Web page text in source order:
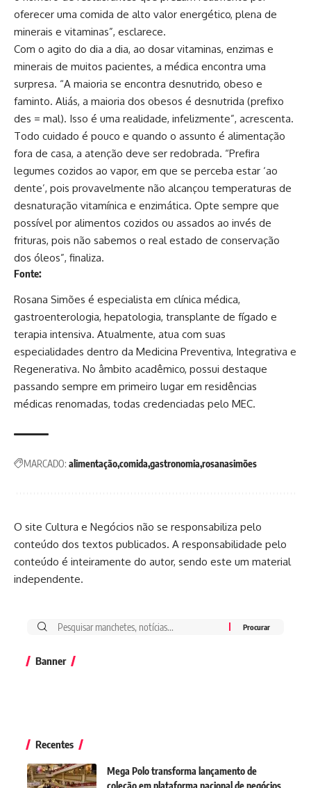
oferecer uma comida de alto valor energético, plena de
minerais e vitaminas”, esclarece.
Com o agito do dia a dia, ao dosar vitaminas, enzimas e
minerais de muitos pacientes, a médica encontra uma
surpresa. “A maioria se encontra desnutrido, obeso e
faminto. Aliás, a maioria dos obesos é desnutrida (prefixo
des = mal). Isso é uma realidade, infelizmente”, acrescenta.
Todo cuidado é pouco e quando o assunto é alimentação
fora de casa, a atenção deve ser redobrada. “Prefira
legumes cozidos ao vapor, em que se perceba estar ‘ao
dente’, pois provavelmente não alcançou temperaturas de
desnaturação vitamínica e enzimática. Opte sempre que
possível por alimentos cozidos ou assados ao invés de
frituras, pois não sabemos o real estado de conservação
dos óleos”, finaliza.
Fonte:
Rosana Simões é especialista em clínica médica,
gastroenterologia, hepatologia, transplante de fígado e
terapia intensiva. Atualmente, atua com suas
especialidades dentro da Medicina Preventiva, Integrativa e
Regenerativa. No âmbito acadêmico, possui destaque
passando sempre em primeiro lugar em residências
médicas renomadas, todas credenciadas pelo MEC.
MARCADO: alimentaçãocomida gastronomia rosanasimões
O site Cultura e Negócios não se responsabiliza pelo
conteúdo dos textos publicados. A responsabilidade pelo
conteúdo é inteiramente do autor, sendo este um material
independente.
Banner
Recentes
Mega Polo transforma lançamento de
coleção em plataforma nacional de negócios